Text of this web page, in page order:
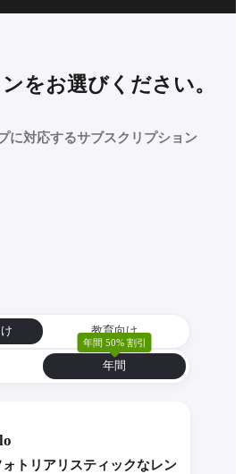
をお選びください。
に対応するサブスクリプション
教育向け
年間
年間 50% 割引
トリアリスティックなレン